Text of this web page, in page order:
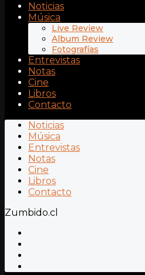
Noticias
Música
Live Review
Album Review
Fotografías
Entrevistas
Notas
Cine
Libros
Contacto
Noticias
Música
Entrevistas
Notas
Cine
Libros
Contacto
Zumbido.cl